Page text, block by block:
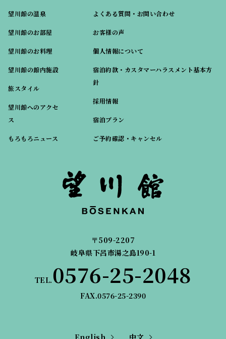
望川館の温泉
望川館のお部屋
望川館のお料理
望川館の館内施設
旅スタイル
望川館へのアクセ
ス
もろもろニュース
よくある質問・お問い合わせ
お客様の声
個人情報について
宿泊約款・カスタマーハラスメント基本方
針
採用情報
宿泊プラン
ご予約確認・キャンセル
〒509-2207
岐阜県下呂市湯之島190-1
TEL.0576-25-2048
FAX.0576-25-2390